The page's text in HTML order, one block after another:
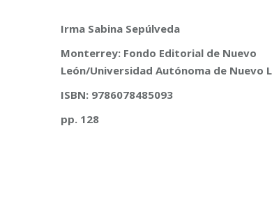
Irma Sabina Sepúlveda
Monterrey: Fondo Editorial de Nuevo
León/Universidad Autónoma de Nuevo
ISBN: 9786078485093
pp. 128